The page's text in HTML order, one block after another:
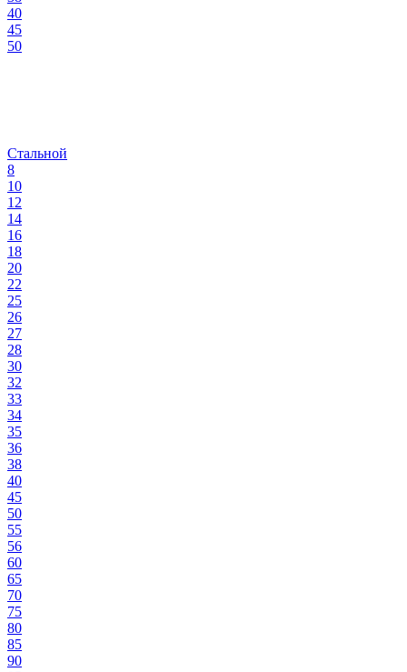
40
45
50
Стальной
8
10
12
14
16
18
20
22
25
26
27
28
30
32
33
34
35
36
38
40
45
50
55
56
60
65
70
75
80
85
90